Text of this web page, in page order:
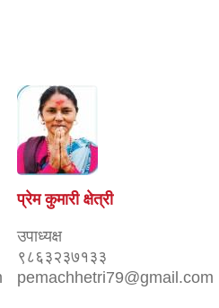
प्रेम कुमारी क्षेत्री
उपाध्यक्ष
९८६३२३७१३३
pemachhetri79@gmail.com